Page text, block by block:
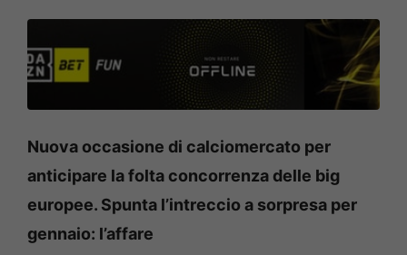
Nuova occasione di calciomercato per
anticipare la folta concorrenza delle big
europee. Spunta l’intreccio a sorpresa per
gennaio: l’affare